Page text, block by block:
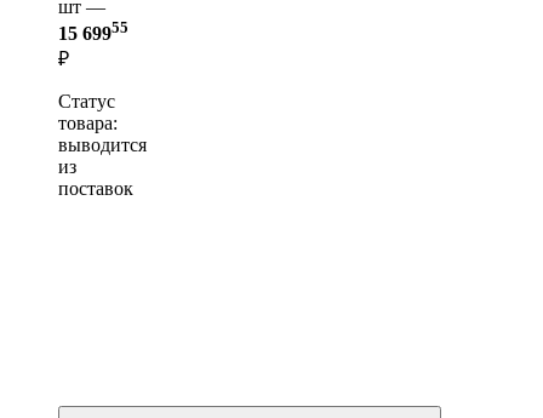
шт —
15 69955
₽
Статус
товара:
выводится
из
поставок